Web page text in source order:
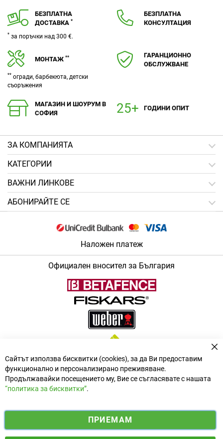
БЕЗПЛАТНА
ДОСТАВКА *
* за поръчки над 300 €.
БЕЗПЛАТНА
КОНСУЛТАЦИЯ
МОНТАЖ **
** огради, барбекюта, детски
съоръжения
ГАРАНЦИОННО
ОБСЛУЖВАНЕ
МАГАЗИН И ШОУРУМ В
СОФИЯ
ГОДИНИ ОПИТ
ЗA КОМПАНИЯТА
КАТЕГОРИИ
ВАЖНИ ЛИНКОВЕ
АБОНИРАЙТЕ СЕ
Наложен платеж
Официален вносител за България
f
i
n
y
o
Електронен магазин
Сайтът използва бисквитки (cookies), за да Ви предоставим
функционално и персонализирано преживяване.
Продължавайки посещението му, Вие се съгласявате с нашата
“политика за бисквитки”.
ПРИЕМАМ